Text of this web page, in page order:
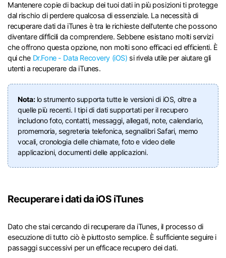
Esplora Tutte Le Soluzioni
Mantenere copie di backup dei tuoi dati in più posizioni ti protegge
dal rischio di perdere qualcosa di essenziale. La necessità di
recuperare dati da iTunes è tra le richieste dell'utente che possono
diventare difficili da comprendere. Sebbene esistano molti servizi
che offrono questa opzione, non molti sono efficaci ed efficienti. È
qui che Dr.Fone - Data Recovery (iOS) si rivela utile per aiutare gli
utenti a recuperare da iTunes.
Nota:lo strumento supporta tutte le versioni di iOS, oltre a
quelle più recenti. I tipi di dati supportati per il recupero
includono foto, contatti, messaggi, allegati, note, calendario,
promemoria, segreteria telefonica, segnalibri Safari, memo
vocali, cronologia delle chiamate, foto e video delle
applicazioni, documenti delle applicazioni.
Recuperare i dati da iOS iTunes
Dato che stai cercando di recuperare da iTunes, il processo di
esecuzione di tutto ciò è piuttosto semplice. È sufficiente seguire i
passaggi successivi per un efficace recupero dei dati.